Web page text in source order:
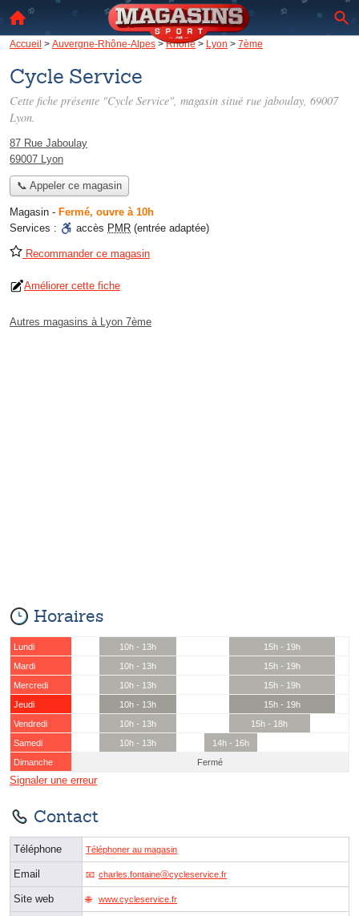
Accueil > Auvergne-Rhône-Alpes >Rhône> Lyon > 7ème
Cycle Service
Cette fiche présente "Cycle Service", magasin situé rue jaboulay, 69007
Lyon.
87 Rue Jaboulay
69007 Lyon
📞 Appeler ce magasin
Magasin - Fermé, ouvre à 10h
Services :
accès PMR (entrée adaptée)
Recommander ce magasin
Améliorer cette fiche
Autres magasins à Lyon 7ème
Horaires
Lundi 10h - 13h
15h - 19h
Mardi
10h - 13h
15h - 19h
Mercredi
10h - 13h
15h - 19h
Jeudi
10h - 13h
15h - 19h
Vendredi
10h - 13h
15h - 18h
Samedi
10h - 13h
14h - 16h
Dimanche
Fermé
Signaler une erreur
Contact
Téléphone Téléphoner au magasin
Email charles.fontaineⓐcycleservice.fr
Site web www.cycleservice.fr